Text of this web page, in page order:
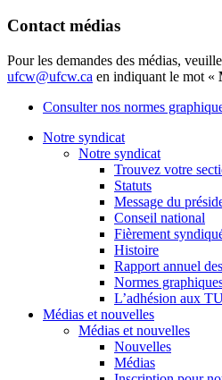
Contact médias
Pour les demandes des médias,
ufcw@ufcw.ca en indiquant le mot «
Consulter nos normes
Notre syndicat
Notre syndicat
Trouvez votre
Statuts
Message du
Conseil national
Fièrement
Histoire
Rapport annuel
Normes
L’adhésion aux
Médias et nouvelles
Médias et nouvelles
Nouvelles
Médias